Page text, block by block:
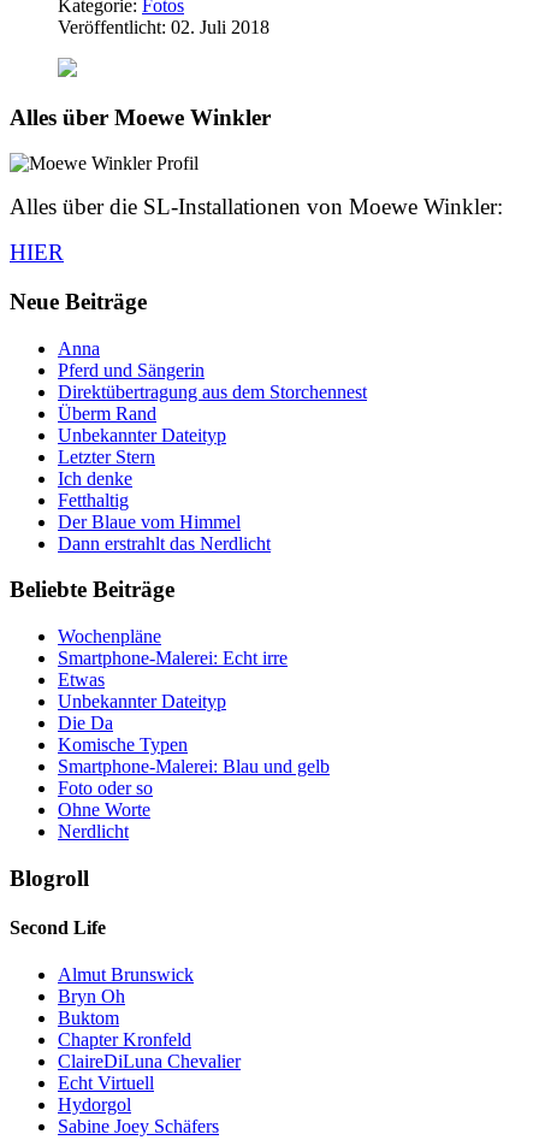
Kategorie: Fotos
Veröffentlicht: 02. Juli 2018
Alles über Moewe Winkler
Alles über die SL-Installationen von Moewe Winkler:
HIER
Neue Beiträge
Anna
Pferd und Sängerin
Direktübertragung aus dem Storchennest
Überm Rand
Unbekannter Dateityp
Letzter Stern
Ich denke
Fetthaltig
Der Blaue vom Himmel
Dann erstrahlt das Nerdlicht
Beliebte Beiträge
Wochenpläne
Smartphone-Malerei: Echt irre
Etwas
Unbekannter Dateityp
Die Da
Komische Typen
Smartphone-Malerei: Blau und gelb
Foto oder so
Ohne Worte
Nerdlicht
Blogroll
Second Life
Almut Brunswick
Bryn Oh
Buktom
Chapter Kronfeld
ClaireDiLuna Chevalier
Echt Virtuell
Hydorgol
Sabine Joey Schäfers